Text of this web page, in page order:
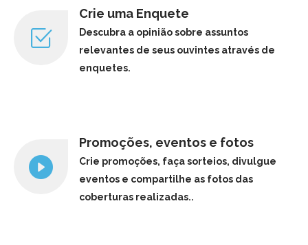
Crie uma Enquete
Descubra a opinião sobre assuntos
relevantes de seus ouvintes através de
enquetes.
Promoções, eventos e fotos
Crie promoções, faça sorteios, divulgue
eventos e compartilhe as fotos das
coberturas realizadas..